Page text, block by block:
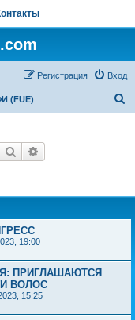
Вход
Регистрация
(FUE)
Поиск
19:00
ПРИГЛАШАЮТСЯ
ВОЛОС
15:25